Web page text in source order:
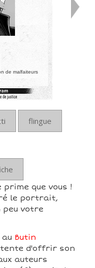
de malfaiteurs
flingue
que vous !
le portrait,
peu votre
Butin
d'offrir son
auteurs